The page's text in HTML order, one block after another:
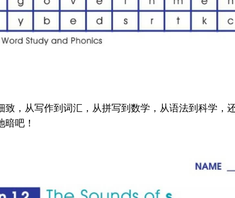
致，从写作到词汇，从拼写到数学，从语法到科学，
吧！